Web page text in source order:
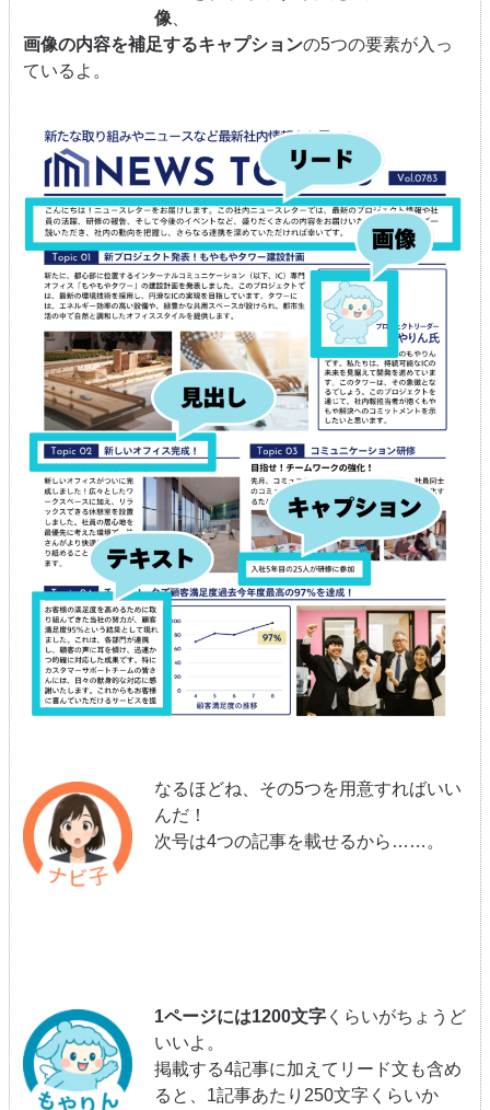
像
画像の内容を補足するキャプションの5つの要素が入っ
ているよ。
なるほどね、その5つを用意すればいい
んだ！
次号は4つの記事を載せるから……。
1ページには1200文字 くらいがちょうど
いいよ。
掲載する4記事に加えてリード文も含め
ると、1記事あたり250文字くらいか